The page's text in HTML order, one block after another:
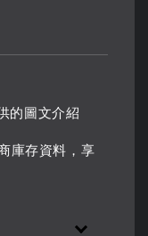
的圖文介紹
庫存資料，享